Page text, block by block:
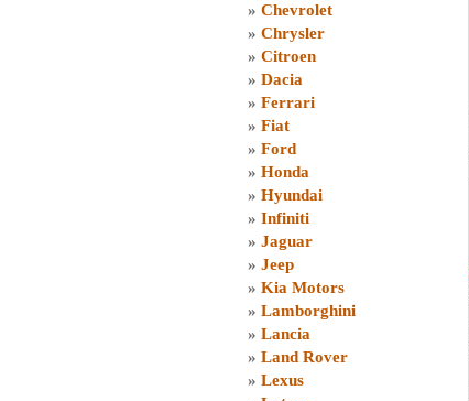
» Chevrolet
» Chrysler
» Citroen
» Dacia
» Ferrari
» Fiat
» Ford
» Honda
» Hyundai
» Infiniti
» Jaguar
» Jeep
» Kia Motors
» Lamborghini
» Lancia
» Land Rover
» Lexus